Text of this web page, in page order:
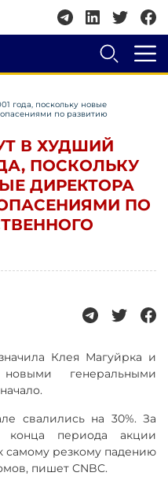
года, поскольку новые
по развитию
В ХУДШИЙ
ПОСКОЛЬКУ
ДИРЕКТОРА
ПО
Клея Магуйрка и
генеральными
свалились на 30%. За
периода акции
самому резкому падению
пишет CNBC.